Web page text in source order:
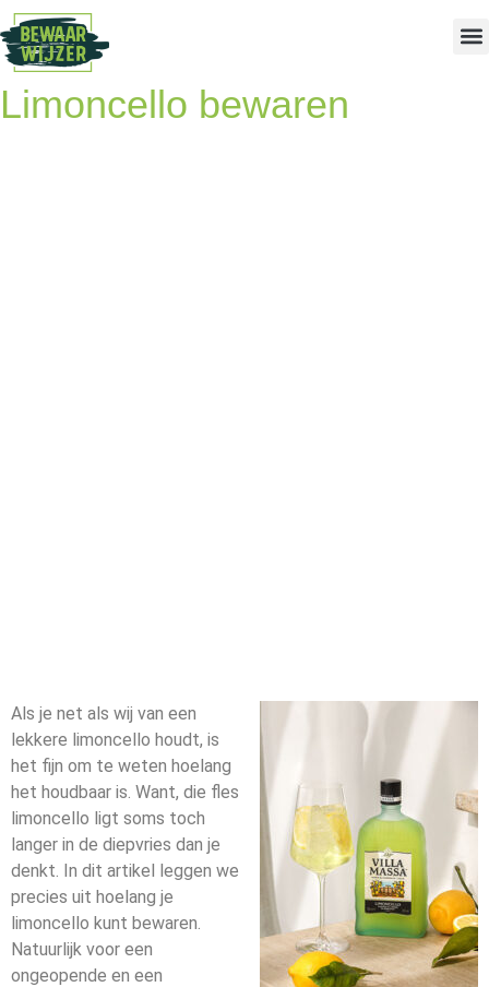
Limoncello bewaren
Als je net als wij van een
lekkere limoncello houdt, is
het fijn om te weten hoelang
het houdbaar is. Want, die fles
limoncello ligt soms toch
langer in de diepvries dan je
denkt. In dit artikel leggen we
precies uit hoelang je
limoncello kunt bewaren.
Natuurlijk voor een
ongeopende en een